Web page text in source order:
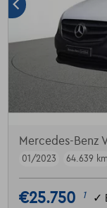
Mercedes-Benz
01/2023
64.639 km
€25.750 1 ✓